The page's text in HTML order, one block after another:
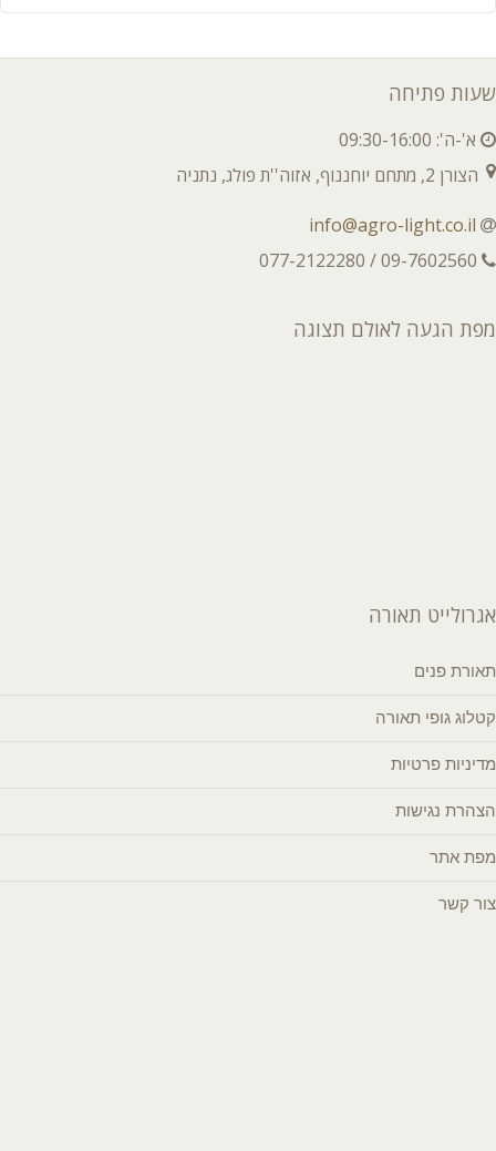
שעות פתיחה
א'-ה': 09:30-16:00
הצורן 2, מתחם יוחננוף, אזוה''ת פולג, נתניה
מפת הגעה לאולם תצוגה
אגרולייט תאורה
תאורת פנים
קטלוג גופי תאורה
מדיניות פרטיות
הצהרת נגישות
מפת אתר
צור קשר